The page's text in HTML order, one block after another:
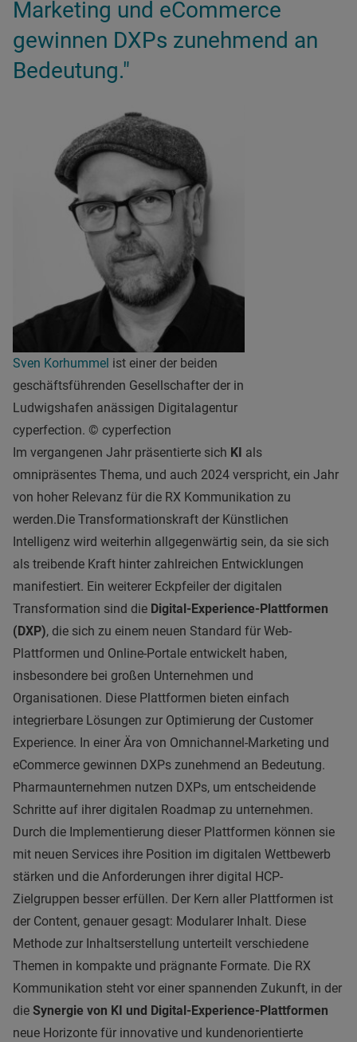
Marketing und eCommerce
gewinnen DXPs zunehmend an
Bedeutung."
Sven Korhummel ist einer der beiden
geschäftsführenden Gesellschafter der in
Ludwigshafen anässigen Digitalagentur
cyperfection. © cyperfection
Im vergangenen Jahr präsentierte sich KI als
omnipräsentes Thema, und auch 2024 verspricht, ein Jahr
von hoher Relevanz für die RX Kommunikation zu
werden.Die Transformationskraft der Künstlichen
Intelligenz wird weiterhin allgegenwärtig sein, da sie sich
als treibende Kraft hinter zahlreichen Entwicklungen
manifestiert. Ein weiterer Eckpfeiler der digitalen
Transformation sind die Digital-Experience-Plattformen
(DXP), die sich zu einem neuen Standard für Web-
Plattformen und Online-Portale entwickelt haben,
insbesondere bei großen Unternehmen und
Organisationen. Diese Plattformen bieten einfach
integrierbare Lösungen zur Optimierung der Customer
Experience. In einer Ära von Omnichannel-Marketing und
eCommerce gewinnen DXPs zunehmend an Bedeutung.
Pharmaunternehmen nutzen DXPs, um entscheidende
Schritte auf ihrer digitalen Roadmap zu unternehmen.
Durch die Implementierung dieser Plattformen können sie
mit neuen Services ihre Position im digitalen Wettbewerb
stärken und die Anforderungen ihrer digital HCP-
Zielgruppen besser erfüllen. Der Kern aller Plattformen ist
der Content, genauer gesagt: Modularer Inhalt. Diese
Methode zur Inhaltserstellung unterteilt verschiedene
Themen in kompakte und prägnante Formate. Die RX
Kommunikation steht vor einer spannenden Zukunft, in der
die Synergie von KI und Digital-Experience-Plattformen
neue Horizonte für innovative und kundenorientierte